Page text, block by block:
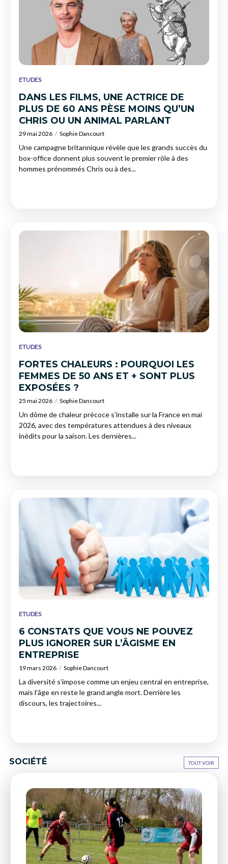
ETUDES
DANS LES FILMS, UNE ACTRICE DE
PLUS DE 60 ANS PÈSE MOINS QU’UN
CHRIS OU UN ANIMAL PARLANT
29 mai 2026 Sophie Dancourt
Une campagne britannique révèle que les grands succès du
box-office donnent plus souvent le premier rôle à des
hommes prénommés Chris ou à des...
ETUDES
FORTES CHALEURS : POURQUOI LES
FEMMES DE 50 ANS ET + SONT PLUS
EXPOSÉES ?
25 mai 2026 Sophie Dancourt
Un dôme de chaleur précoce s’installe sur la France en mai
2026, avec des températures attendues à des niveaux
inédits pour la saison. Les dernières...
ETUDES
6 CONSTATS QUE VOUS NE POUVEZ
PLUS IGNORER SUR L’ÂGISME EN
ENTREPRISE
19 mars 2026 Sophie Dancourt
La diversité s’impose comme un enjeu central en entreprise,
mais l’âge en reste le grand angle mort. Derrière les
discours, les trajectoires...
SOCIÉTÉ TOUT VOIR